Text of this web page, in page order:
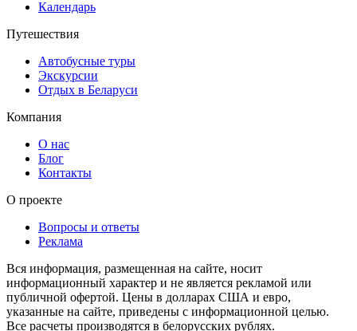
Календарь
Путешествия
Автобусные туры
Экскурсии
Отдых в Беларуси
Компания
О нас
Блог
Контакты
О проекте
Вопросы и ответы
Реклама
Вся информация, размещенная на сайте, носит
информационный характер и не является рекламой или
публичной офертой. Цены в долларах США и евро,
указанные на сайте, приведены с информационной целью.
Все расчеты производятся в белорусских рублях.